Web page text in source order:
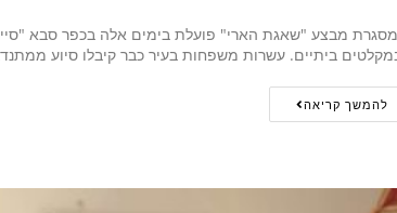
מבצע "שאגת הארי" פועלת בימים אלה בכפר סבא
ביתיים. עשרות משפחות בעיר כבר קיבלו סיוע
להמשך קריאה